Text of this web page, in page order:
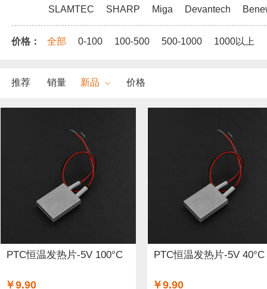
SLAMTEC
SHARP Miga Devantech
价格： 全部 0-100 100-500 500-1000 1000以上
推荐 销量 新品 价格
PTC恒温发热片-5V 100°C
￥9.90
PTC恒温发热片-5V 40°C
￥9.90